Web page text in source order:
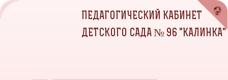
ПЕДАГОГИЧЕСКИЙ КАБИНЕТ
ДЕТСКОГО САДА № 96 "КАЛИНКА"